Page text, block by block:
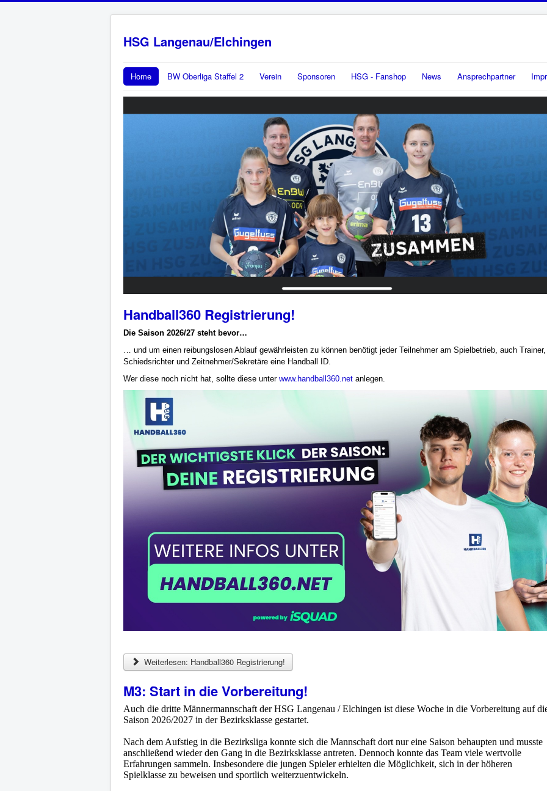
HSG Langenau/Elchingen
Home BW Oberliga Staffel 2 Verein Sponsoren HSG - Fanshop News Ansprechpartner
Handball360 Registrierung!
Die Saison 2026/27 steht bevor…
… und um einen reibungslosen Ablauf gewährleisten zu können benötigt jeder Teilnehmer am Spielbetrieb, auch Trainer,
Schiedsrichter und Zeitnehmer/Sekretäre eine Handball ID.
Wer diese noch nicht hat, sollte diese unter www.handball360.net anlegen.
Weiterlesen: Handball360 Registrierung!
M3: Start in die Vorbereitung!
Auch die dritte Männermannschaft der HSG Langenau / Elchingen ist diese Woche in die Vorbereitung auf
Saison 2026/2027 in der Bezirksklasse gestartet.
Nach dem Aufstieg in die Bezirksliga konnte sich die Mannschaft dort nur eine Saison behaupten und musste
anschließend wieder den Gang in die Bezirksklasse antreten. Dennoch konnte das Team viele wertvolle
Erfahrungen sammeln. Insbesondere die jungen Spieler erhielten die Möglichkeit, sich in der höheren
Spielklasse zu beweisen und sportlich weiterzuentwickeln.